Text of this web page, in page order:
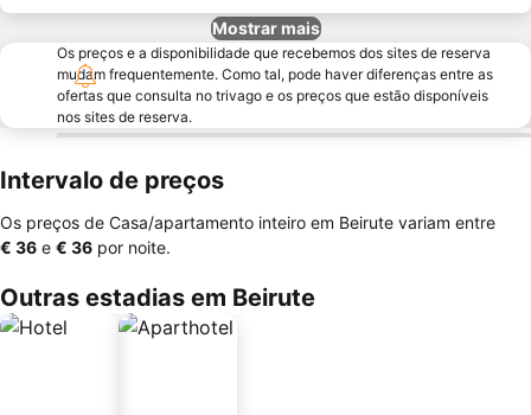
Mostrar mais
Os preços e a disponibilidade que recebemos dos sites de reserva
mudam frequentemente. Como tal, pode haver diferenças entre as
ofertas que consulta no trivago e os preços que estão disponíveis
nos sites de reserva.
Intervalo de preços
Os preços de Casa/apartamento inteiro em Beirute variam entre
‎€ 36 e ‎€ 36 por noite.
Outras estadias em Beirute